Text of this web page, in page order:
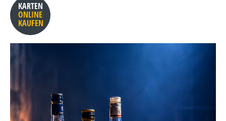
KARTEN
ONLINE
KAUFEN